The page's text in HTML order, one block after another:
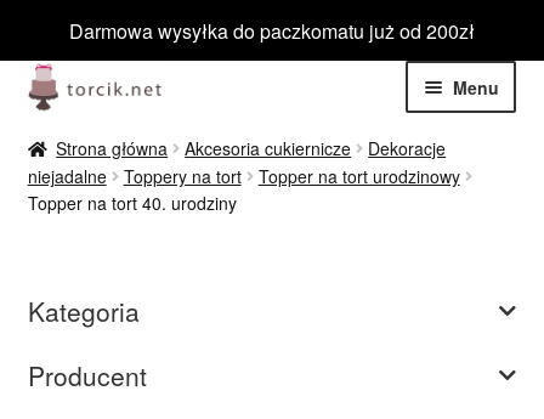
Darmowa wysyłka do paczkomatu już od 200zł
Przejdź
do
nawigacji
Przejdź
do
treści
Menu
Jadalne
Niejadalne
menu
menu
Strona główna Akcesoria cukiernicze
Dekoracje
niejadalne
Toppery na tort
Topper na tort urodzinowy
Topper na tort 40. urodziny
Kategoria
Producent